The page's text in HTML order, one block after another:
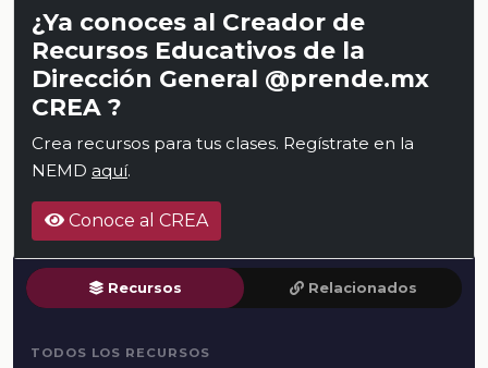
¿Ya conoces al Creador de
Recursos Educativos de la
Dirección General @prende.mx
CREA ?
Crea recursos para tus clases. Regístrate en la
NEMD aquí.
Conoce al CREA
Recursos Relacionados
TODOS LOS RECURSOS